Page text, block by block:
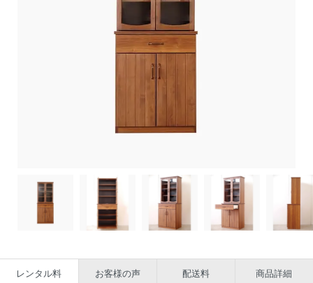
レンタル料 お客様の声 配送料 商品詳細